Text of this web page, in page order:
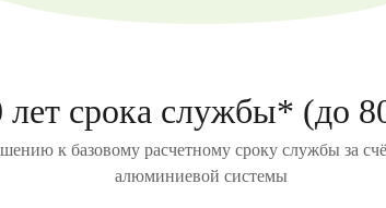
лет срока службы* (до
к базовому расчетному сроку службы за
алюминиевой системы